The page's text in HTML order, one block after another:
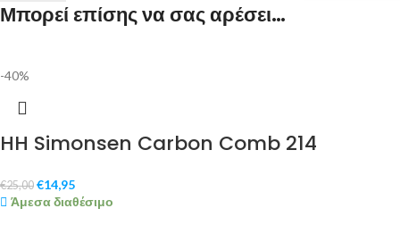
Μπορεί επίσης να σας αρέσει…
-40%
HH Simonsen Carbon Comb 214
€25,00 €14,95
Άμεσα διαθέσιμο